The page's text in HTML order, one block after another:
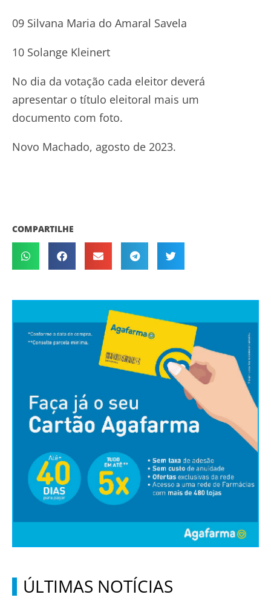
09 Silvana Maria do Amaral Savela
10 Solange Kleinert
No dia da votação cada eleitor deverá
apresentar o título eleitoral mais um
documento com foto.
Novo Machado, agosto de 2023.
COMPARTILHE
ÚLTIMAS NOTÍCIAS